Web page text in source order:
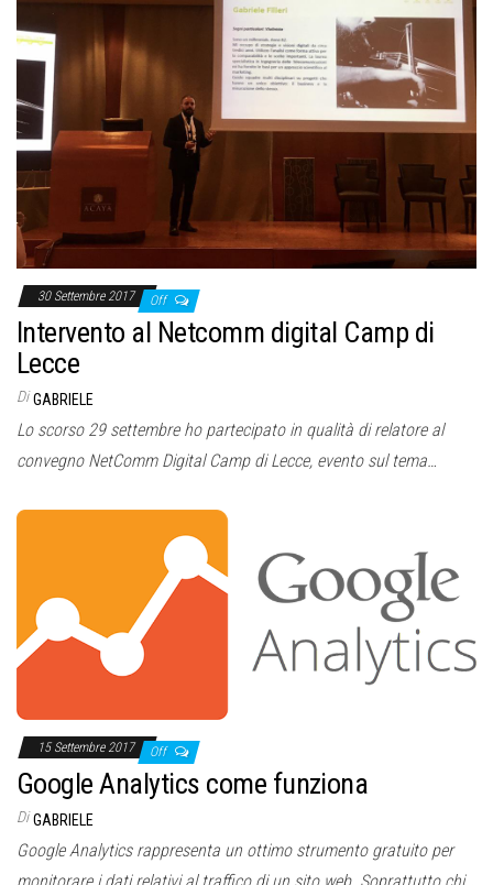
30 Settembre 2017 Off
Intervento al Netcomm digital Camp di
Lecce
Di GABRIELE
Lo scorso 29 settembre ho partecipato in qualità di relatore al
convegno NetComm Digital Camp di Lecce, evento sul tema…
15 Settembre 2017 Off
Google Analytics come funziona
Di GABRIELE
Google Analytics rappresenta un ottimo strumento gratuito per